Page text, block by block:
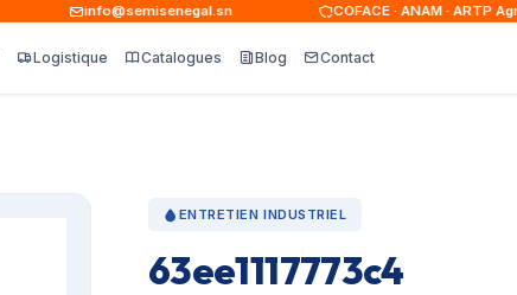
info@semisenegal.sn COFACE · ANAM · ARTP Agréés
Logistique Catalogues Blog Contact
ENTRETIEN INDUSTRIEL
63ee1117773c4